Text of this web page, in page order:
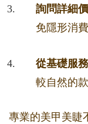
詢問詳細
免隱形消費
從基礎服
較自然的
專業的美甲美睫